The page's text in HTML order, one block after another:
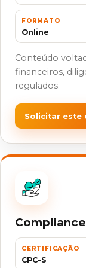
FORMATO
Online
Conteúdo
financeiros,
regulados.
Solicitar este
CERTIFICAÇÃO
CPC-S